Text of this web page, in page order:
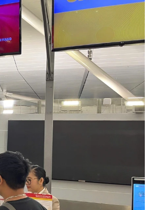
hiệu bất thường từ một cơ
quảng cáo "điều trị" tóc tại Hà